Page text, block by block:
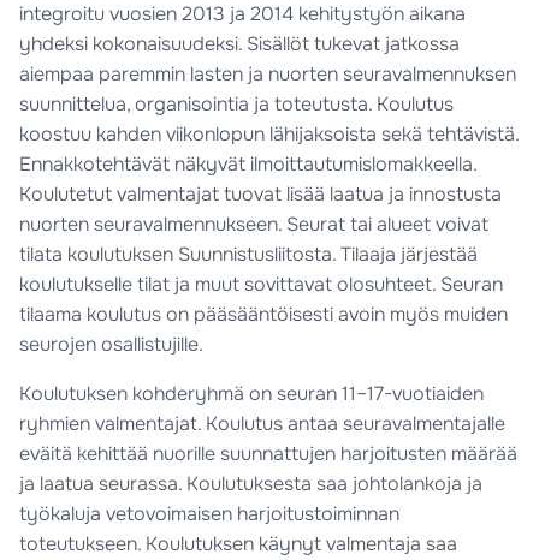
integroitu vuosien 2013 ja 2014 kehitystyön aikana
yhdeksi kokonaisuudeksi. Sisällöt tukevat jatkossa
aiempaa paremmin lasten ja nuorten seuravalmennuksen
suunnittelua, organisointia ja toteutusta. Koulutus
koostuu kahden viikonlopun lähijaksoista sekä tehtävistä.
Ennakkotehtävät näkyvät ilmoittautumislomakkeella.
Koulutetut valmentajat tuovat lisää laatua ja innostusta
nuorten seuravalmennukseen. Seurat tai alueet voivat
tilata koulutuksen Suunnistusliitosta. Tilaaja järjestää
koulutukselle tilat ja muut sovittavat olosuhteet. Seuran
tilaama koulutus on pääsääntöisesti avoin myös muiden
seurojen osallistujille.
Koulutuksen kohderyhmä on seuran 11–17-vuotiaiden
ryhmien valmentajat. Koulutus antaa seuravalmentajalle
eväitä kehittää nuorille suunnattujen harjoitusten määrää
ja laatua seurassa. Koulutuksesta saa johtolankoja ja
työkaluja vetovoimaisen harjoitustoiminnan
toteutukseen. Koulutuksen käynyt valmentaja saa